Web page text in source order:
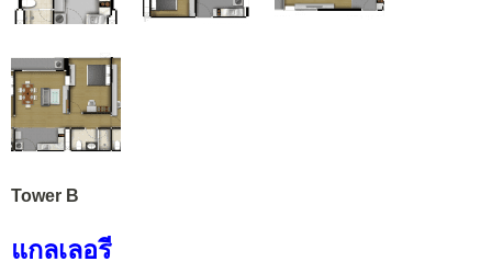
Tower B
แกลเลอรี